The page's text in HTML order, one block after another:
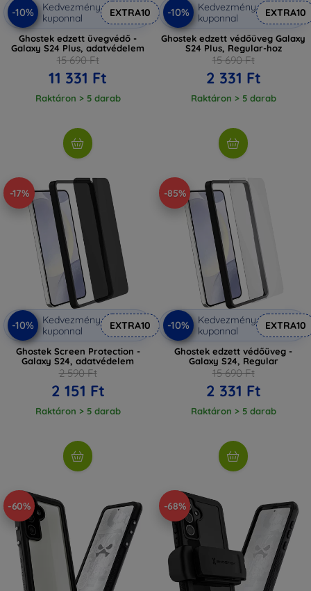
-10%
Kedvezmény
kuponnal
EXTRA10
Ghostek edzett üvegvédő -
Galaxy S24 Plus, adatvédelem
15 690 Ft
11 331 Ft
Raktáron > 5 darab
-10%
Kedvezmény
kuponnal
EXTRA10
Ghostek edzett védőüveg Galaxy
S24 Plus, Regular-hoz
15 690 Ft
2 331 Ft
Raktáron > 5 darab
-17%
-10%
Kedvezmény
kuponnal
EXTRA10
Ghostek Screen Protection -
Galaxy S24, adatvédelem
2 590 Ft
2 151 Ft
Raktáron > 5 darab
-85%
-10%
Kedvezmény
kuponnal
EXTRA10
Ghostek edzett védőüveg -
Galaxy S24, Regular
15 690 Ft
2 331 Ft
Raktáron > 5 darab
-60% -68%